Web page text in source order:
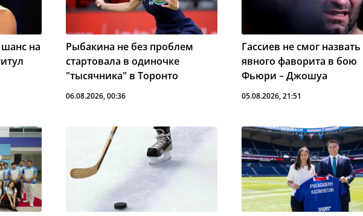
на
Рыбакина не без проблем
стартовала в одиночке
"тысячника" в Торонто
06.08.2026, 00:36
Гассиев не смог назвать
явного фаворита в бою
Фьюри – Джошуа
05.08.2026, 21:51